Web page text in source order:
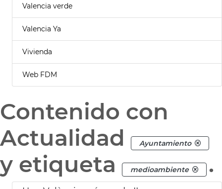
Valencia verde
Valencia Ya
Vivienda
Web FDM
Contenido con
Actualidad
Ayuntamiento
y etiqueta medioambiente .